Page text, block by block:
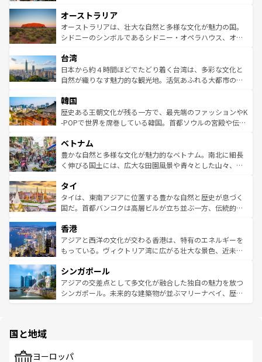
部のニューオーリンズでは、音楽と美食が融合した独特の
文化が魅力。旅行者はアメリカの各地域で異なる魅力を楽
しみながら、その多様性と豊かな歴史を感じることができ
ならではの贅沢な旅のスタイルだ。 なお、新着のアメリカ
情報はコンテンツ一覧を参照してほしい。
ワイ島は見逃せない。また、定番の観光地といえばオアフ
島だが、静かな自然を求めるならマウイ島やカウアイ島が
おすすめ。エメラルドグリーンに輝く海をはじめ、豊かな
れるおもてなしの心で訪れる人々を迎えてくれるハワイの
人々、おいしいローカルフードやハワイアンミュージッ
ク、伝統的なフラダンスなど、すべてがハワイの魅力を彩
ワイを、存分に味わってほしい。 なお、新着のハワイ情報
はコンテンツ一覧を参照してほしい。
オーストラリア
オーストラリアは、壮大な自然と多様な文化が魅力の国。
シドニーのシンボルであるシドニー・オペラハウス、オー
リアリーフや大陸中央部にそびえるウルル（エアーズロッ
ク）、タスマニアの美しい原生林やケアンズの熱帯雨林な
ど、見どころがたくさん。また、カフェやワイン、オージ
いる。アクティビティも充実しており、サーフィンやダイ
ビング、ハイキングなど、アウトドア好きにはたまらな
い。オーストラリアの多彩な魅力を存分に味わいつくそ
参照してほしい。
台湾
日本から約４時間ほどでたどり着く台湾は、多彩な文化と
自然が織りなす魅力的な観光地。活気あふれる大都市の台
ン）、静ひつな山岳地帯である台湾東部など、都市の喧騒
と山間の静けさが共存しており、訪れる人に新しい発見と
驚きをもたらしてくれる。また、奥深い台湾の食文化も魅
容にもいいと評判のスイーツなど、バラエティ豊かな料理
が味わえる。 なお、新着の台湾情報は コンテンツ一覧を参
照してほしい。
韓国
歴史ある王朝文化が残る一方で、最先端のファッションやK
-POPで世界を席巻している韓国。首都ソウルの宮殿や伝統
き、地方に足を延ばせば四季折々の自然美を楽しむことが
できる。そして、キムチや焼肉、絶品のストリートフード
まで、さまざまな韓国料理が待っている。夜には、韓国な
リティに包まれながら、韓国の多彩な魅力を心ゆくまで味
わってみてほしい。 なお、新着の韓国情報はコンテンツ一
覧を参照してほしい。
ベトナム
豊かな自然と多様な文化が魅力的なベトナム。南北に細長
く伸びる国土には、広大な田園風景や青々とした山々、世
急速な発展と共に伝統が息づく。ハノイの古い町並みやホ
ーチミン市のフランス統治時代の建物も、独特の雰囲気を
醸し出している。また、バラエティの豊かさとおいしさで
とつ。フォーやバインミー、ベトナムコーヒーなどは、ぜ
ひ現地で味わいたい。どの地域を訪れてもあたたかい人々
が旅行者を迎えてくれるので、きっと忘れられない旅にな
参照してほしい。
タイ
タイは、東南アジアに位置する豊かな自然と歴史が息づく
国だ。首都バンコクは高層ビルが立ち並ぶ一方、伝統的な
の活気が交差している。北部ではチェンマイなどの山岳地
帯で自然と触れ合い、南部ではプーケットやクラビの美し
いビーチでリゾート気分を楽しむことができる。タイ料理
激する。気候は一年中温暖で、どの季節にも異なる楽しみ
が待っている。親しみやすいタイの人々、仏教を中心とし
た文化、そして多様な観光資源が、訪れる旅人を魅了し続
香港
アジアと西洋の文化が交わる香港は、特有のエネルギーを
もっている。ヴィクトリア湾に広がる壮大な景色、近未来
み、どこを訪れても感動するはず。観光スポットが密集し
ており、効率よく見どころを回れるのも魅力。息をのむよ
うな絶景から文化的な体験まで、香港を存分に楽しみ尽く
シンガポール
アジアの交差点として多文化が融合した独自の魅力を放つ
シンガポール。未来的な建築物が並ぶマリーナベイ、歴史
で、ホーカーズは地元の風情を楽しめる外せないスポット
国と地域
ヨーロッパ